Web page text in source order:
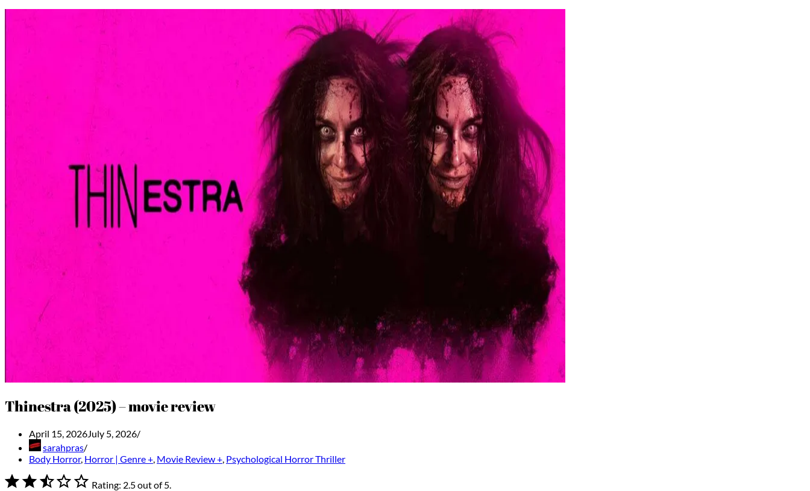
Thinestra (2025) – movie review
April 15, 2026July 5, 2026
sarahpras
Body Horror, Horror | Genre +, Movie Review +, Psychological Horror Thriller
⭐
Rating: 2.5 out of 5.